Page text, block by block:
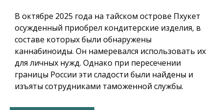
В октябре 2025 года на тайском острове Пхукет
осужденный приобрел кондитерские изделия, в
составе которых были обнаружены
каннабиноиды. Он намеревался использовать их
для личных нужд. Однако при пересечении
границы России эти сладости были найдены и
изъяты сотрудниками таможенной службы.